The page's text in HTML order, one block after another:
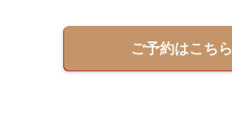
ご予約はこちら